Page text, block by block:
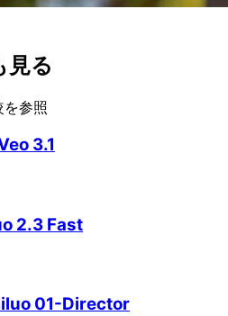
見る
を参照
3.1
2.3 Fast
01-Director